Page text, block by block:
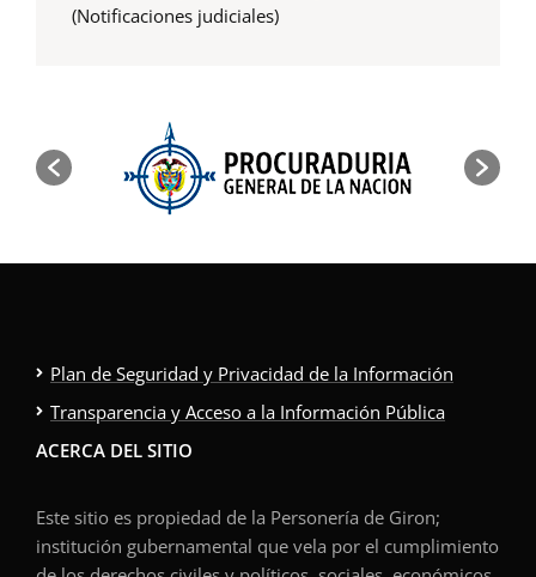
(Notificaciones judiciales)
Plan de Seguridad y Privacidad de la Información
Transparencia y Acceso a la Información Pública
ACERCA DEL SITIO
Este sitio es propiedad de la Personería de Giron;
institución gubernamental que vela por el cumplimiento